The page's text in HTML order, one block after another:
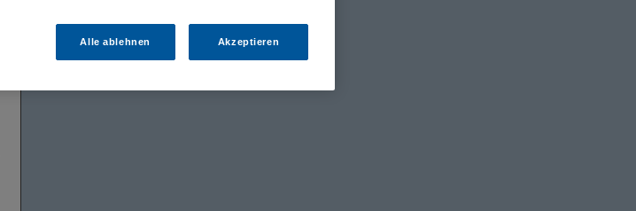
Alle ablehnen Akzeptieren